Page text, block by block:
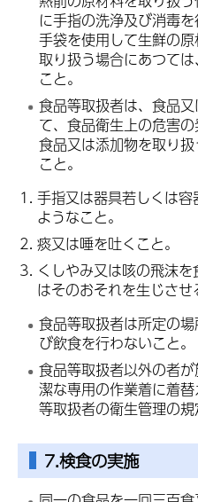
に手指の洗浄及び消毒
手袋を使用して生鮮の
取り扱う場合にあつて
こと。
食品等取扱者は、食品
て、食品衛生上の危害の
食品又は添加物を取り
こと。
手指又は器具若しくは
ようなこと。
痰又は唾を吐くこと。
くしやみ又は咳の飛沫
はそのおそれを生じさせ
食品等取扱者は所定の
び飲食を行わないこと。
食品等取扱者以外の者
潔な専用の作業着に着
等取扱者の衛生管理の規
7.検食の実施